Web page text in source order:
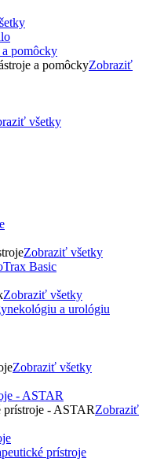
pomôcky
a pomôckyZobraziť
všetky
Zobraziť všetky
Zobraziť všetky
Zobraziť všetky
- ASTAR
prístroje - ASTARZobraziť
prístroje